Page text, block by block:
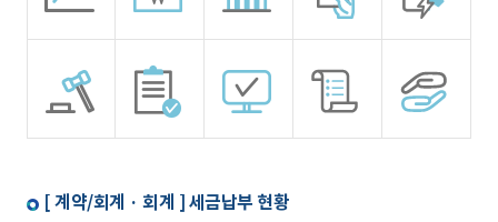
[ 계약/회계 · 회계 ] 세금납부 현황